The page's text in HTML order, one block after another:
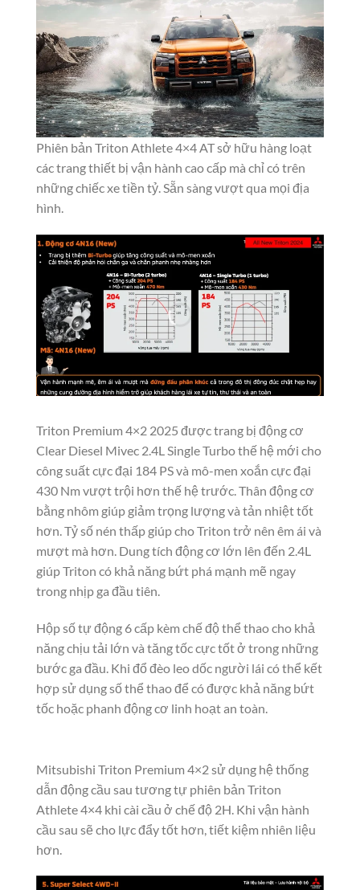
Phiên bản Triton Athlete 4×4 AT sở hữu hàng loạt
các trang thiết bị vận hành cao cấp mà chỉ có trên
những chiếc xe tiền tỷ. Sẵn sàng vượt qua mọi địa
hình.
Triton Premium 4×2 2025 được trang bị động cơ
Clear Diesel Mivec 2.4L Single Turbo thế hệ mới cho
công suất cực đại 184 PS và mô-men xoắn cực đại
430 Nm vượt trội hơn thế hệ trước.​ Thân động cơ
bằng nhôm giúp giảm trọng lượng và tản nhiệt tốt
hơn. Tỷ số nén thấp giúp cho Triton trở nên êm ái và
mượt mà hơn. Dung tích động cơ lớn lên đến 2.4L
giúp Triton có khả năng bứt phá mạnh mẽ ngay
trong nhịp ga đầu tiên.
Hộp số tự động 6 cấp kèm chế độ thể thao cho khả
năng chịu tải lớn và tăng tốc cực tốt ở trong những
bước ga đầu. Khi đổ đèo leo dốc người lái có thể kết
hợp sử dụng số thể thao để có được khả năng bứt
tốc hoặc phanh động cơ linh hoạt an toàn.
Mitsubishi Triton Premium 4×2 sử dụng hệ thống
dẫn động cầu sau tương tự phiên bản Triton
Athlete 4×4 khi cài cầu ở chế độ 2H. Khi vận hành
cầu sau sẽ cho lực đẩy tốt hơn, tiết kiệm nhiên liệu
hơn.